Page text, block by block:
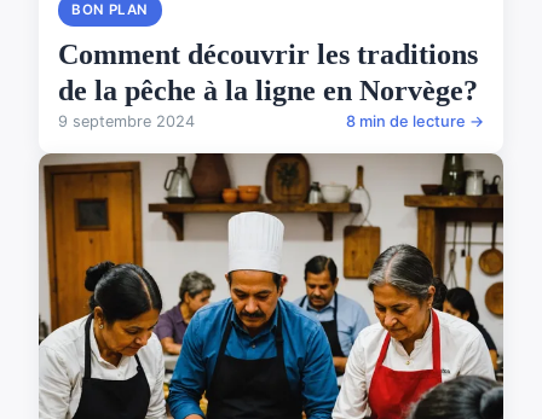
BON PLAN
Comment découvrir les traditions
de la pêche à la ligne en Norvège?
9 septembre 2024 8 min de lecture →